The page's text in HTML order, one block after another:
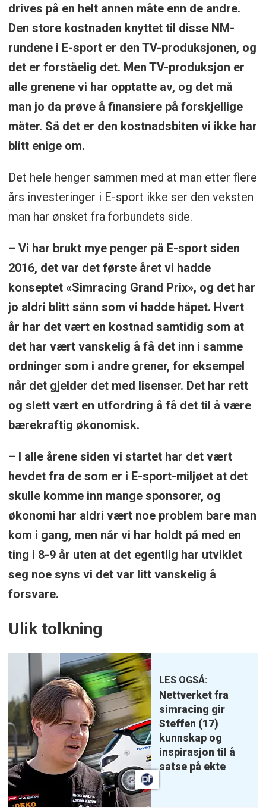
drives på en helt annen måte enn de andre.
Den store kostnaden knyttet til disse NM-
rundene i E-sport er den TV-produksjonen, og
det er forståelig det. Men TV-produksjon er
alle grenene vi har opptatte av, og det må
man jo da prøve å finansiere på forskjellige
måter. Så det er den kostnadsbiten vi ikke har
blitt enige om.
Det hele henger sammen med at man etter flere
års investeringer i E-sport ikke ser den veksten
man har ønsket fra forbundets side.
– Vi har brukt mye penger på E-sport siden
2016, det var det første året vi hadde
konseptet «Simracing Grand Prix», og det har
jo aldri blitt sånn som vi hadde håpet. Hvert
år har det vært en kostnad samtidig som at
det har vært vanskelig å få det inn i samme
ordninger som i andre grener, for eksempel
når det gjelder det med lisenser. Det har rett
og slett vært en utfordring å få det til å være
bærekraftig økonomisk.
– I alle årene siden vi startet har det vært
hevdet fra de som er i E-sport-miljøet at det
skulle komme inn mange sponsorer, og
økonomi har aldri vært noe problem bare man
kom i gang, men når vi har holdt på med en
ting i 8-9 år uten at det egentlig har utviklet
seg noe syns vi det var litt vanskelig å
forsvare.
Ulik tolkning
LES OGSÅ:
Nettverket fra
simracing gir
Steffen (17)
kunnskap og
inspirasjon til å
satse på ekte